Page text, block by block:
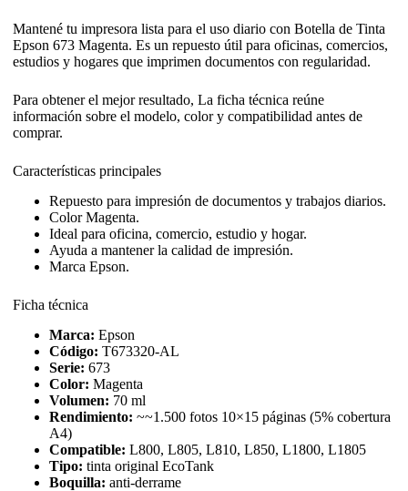
Mantené tu impresora lista para el uso diario con Botella de Tinta
Epson 673 Magenta. Es un repuesto útil para oficinas, comercios,
estudios y hogares que imprimen documentos con regularidad.
Para obtener el mejor resultado, La ficha técnica reúne
información sobre el modelo, color y compatibilidad antes de
comprar.
Características principales
Repuesto para impresión de documentos y trabajos diarios.
Color Magenta.
Ideal para oficina, comercio, estudio y hogar.
Ayuda a mantener la calidad de impresión.
Marca Epson.
Ficha técnica
Marca: Epson
Código: T673320-AL
Serie: 673
Color: Magenta
Volumen: 70 ml
Rendimiento: ~~1.500 fotos 10×15 páginas (5% cobertura
A4)
Compatible: L800, L805, L810, L850, L1800, L1805
Tipo: tinta original EcoTank
Boquilla: anti-derrame